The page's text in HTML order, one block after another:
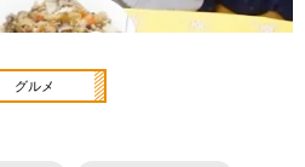
グルメ